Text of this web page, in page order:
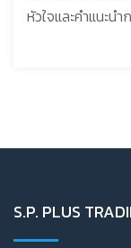
หัวใจและคำแนะน
S.P. PLUS